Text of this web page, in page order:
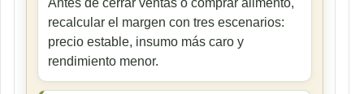
recalcular el margen con tres escenarios:
precio estable, insumo más caro y
rendimiento menor.